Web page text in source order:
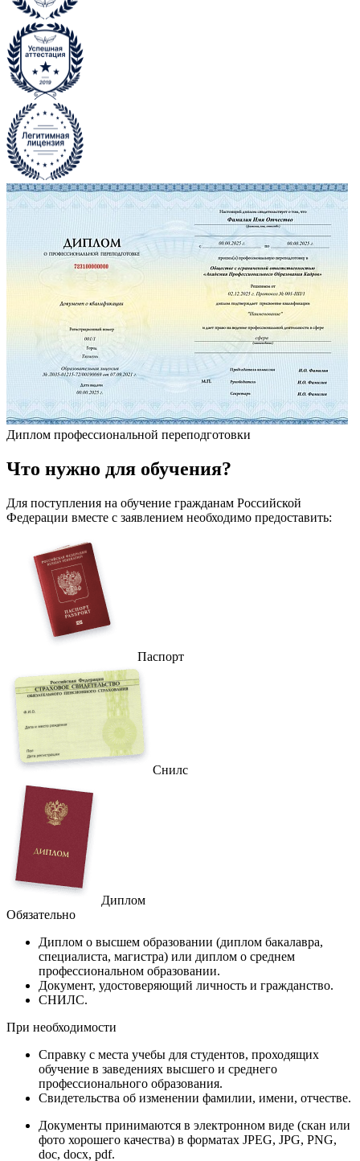
Диплом профессиональной переподготовки
Что нужно для обучения?
Для поступления на обучение гражданам Российской
Федерации вместе с заявлением необходимо предоставить:
Паспорт
Снилс
Диплом
Обязательно
Диплом о высшем образовании (диплом бакалавра,
специалиста, магистра) или диплом о среднем
профессиональном образовании.
Документ, удостоверяющий личность и гражданство.
СНИЛС.
При необходимости
Справку с места учебы для студентов, проходящих
обучение в заведениях высшего и среднего
профессионального образования.
Свидетельства об изменении фамилии, имени, отчестве.
Документы принимаются в электронном виде (скан или
фото хорошего качества) в форматах JPEG, JPG, PNG,
doc, docx, pdf.